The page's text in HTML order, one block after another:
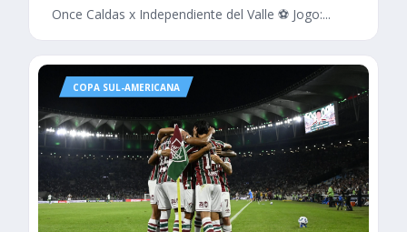
Once Caldas x Independiente del Valle ⚽ Jogo:...
COPA SUL-AMERICANA